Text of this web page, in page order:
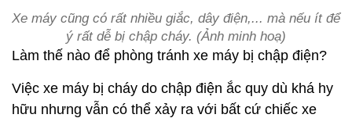
Xe máy cũng có rất nhiều giắc, dây điện,... mà nếu ít để
ý rất dễ bị chập cháy. (Ảnh minh hoạ)
Làm thế nào để phòng tránh xe máy bị chập điện?
Việc xe máy bị cháy do chập điện ắc quy dù khá hy
hữu nhưng vẫn có thể xảy ra với bất cứ chiếc xe